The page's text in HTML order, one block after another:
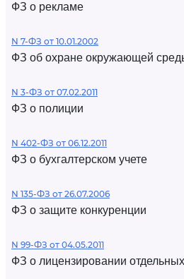
ФЗ о рекламе
N 7-ФЗ от 10.01.2002
ФЗ об охране окружающей
N 3-ФЗ от 07.02.2011
ФЗ о полиции
N 402-ФЗ от 06.12.2011
ФЗ о бухгалтерском учете
N 135-ФЗ от 26.07.2006
ФЗ о защите конкуренции
N 99-ФЗ от 04.05.2011
ФЗ о лицензировании